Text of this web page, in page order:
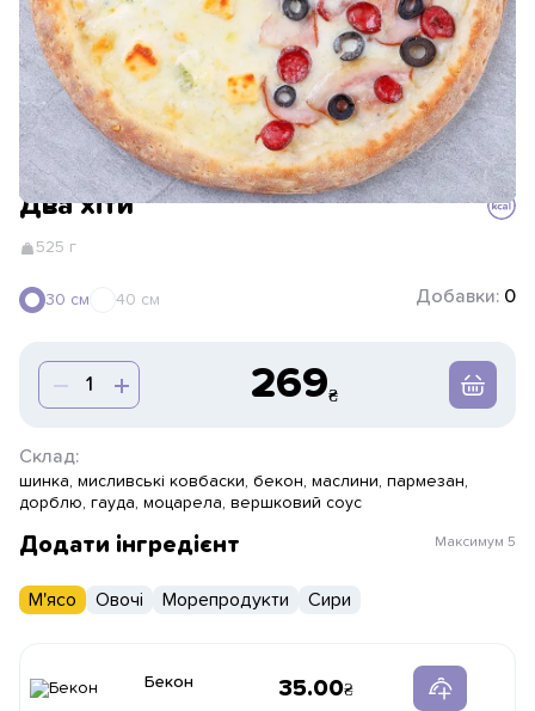
Два хіти
525 г
30 см 40 см Добавки: 0
269
Склад:
шинка, мисливські ковбаски, бекон, маслини, пармезан,
дорблю, гауда, моцарела, вершковий соус
Додати інгредієнт Максимум 5
М'ясо Овочі Морепродукти Сири
Бекон 35.00